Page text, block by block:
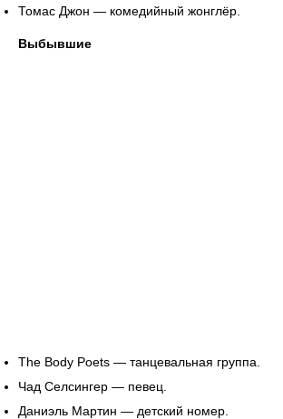
Томас Джон — комедийный жонглёр.
Выбывшие
The Body Poets — танцевальная группа.
Чад Селсингер — певец.
Даниэль Мартин — детский номер.